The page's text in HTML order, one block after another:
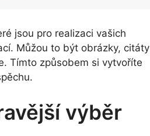
jsou pro realizaci vašich
Můžou to být obrázky, citáty
Tímto způsobem si vytvoříte
výběr